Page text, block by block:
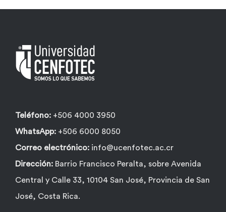
Teléfono: +506 4000 3950
WhatsApp: +506 6000 8050
Correo electrónico: info@ucenfotec.ac.cr
Dirección: Barrio Francisco Peralta, sobre Avenida
Central y Calle 33, 10104 San José, Provincia de San
José, Costa Rica.